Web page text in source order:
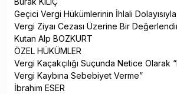
Geçici Vergi Hükümlerinin İhlali
Vergi Ziyaı Cezası Üzerine Bir
Kutan Alp BOZKURT
ÖZEL HÜKÜMLER
Vergi Kaçakçılığı Suçunda Netice Olarak
Vergi Kaybına Sebebiyet Verme”
İbrahim ESER